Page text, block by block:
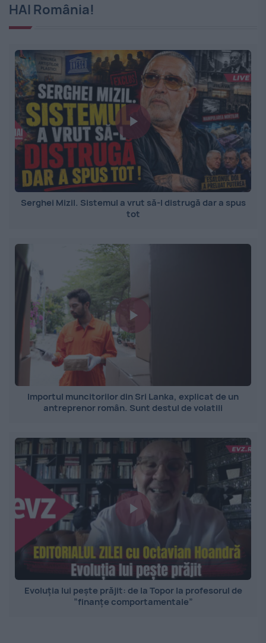
HAI România!
Serghei Mizil. Sistemul a vrut să-l distrugă dar a spus
tot
Importul muncitorilor din Sri Lanka, explicat de un
antreprenor român. Sunt destul de volatili
Evoluția lui pește prăjit: de la Topor la profesorul de
”finanțe comportamentale”